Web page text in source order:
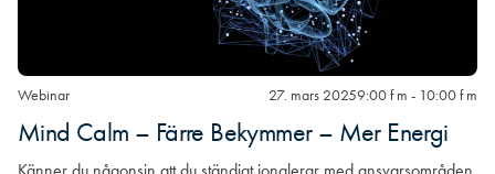
Webinar 27. mars 20259:00 f m - 10:00 f m
Mind Calm – Färre Bekymmer – Mer Energi